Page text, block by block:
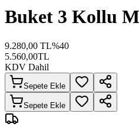
Buket 3 Kollu
9.280,00 TL%40
5.560,00TL
KDV Dahil
Sepete Ekle
Sepete Ekle